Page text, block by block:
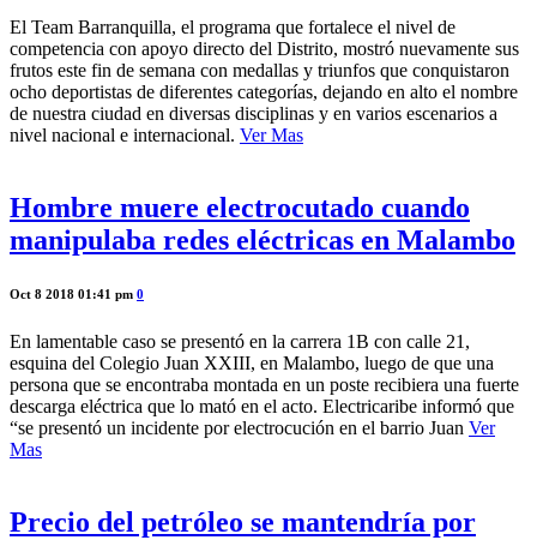
El Team Barranquilla, el programa que fortalece el nivel de
competencia con apoyo directo del Distrito, mostró nuevamente sus
frutos este fin de semana con medallas y triunfos que conquistaron
ocho deportistas de diferentes categorías, dejando en alto el nombre
de nuestra ciudad en diversas disciplinas y en varios escenarios a
nivel nacional e internacional. Ver Mas
Hombre muere electrocutado cuando
manipulaba redes eléctricas en Malambo
Oct 8 2018 01:41 pm 0
En lamentable caso se presentó en la carrera 1B con calle 21,
esquina del Colegio Juan XXIII, en Malambo, luego de que una
persona que se encontraba montada en un poste recibiera una fuerte
descarga eléctrica que lo mató en el acto. Electricaribe informó que
“se presentó un incidente por electrocución en el barrio Juan Ver
Mas
Precio del petróleo se mantendría por